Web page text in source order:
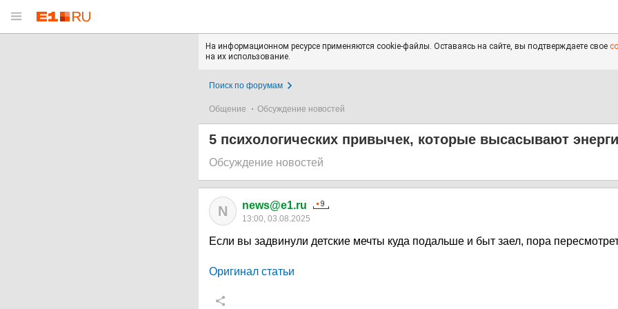
На информационном ресурсе применяются cookie-файлы. Оставаясь на сайте, вы подтверждаете свое
на их использование.
Поиск по форумам
Общение Обсуждение новостей
5 психологических привычек, которые высасывают
Обсуждение новостей
N news@e1.ru
13:00, 03.08.2025
Если вы задвинули детские мечты куда подальше и быт заел, пора
Оригинал статьи